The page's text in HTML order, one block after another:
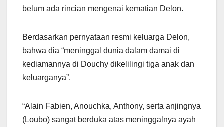
belum ada rincian mengenai kematian Delon.
Berdasarkan pernyataan resmi keluarga Delon,
bahwa dia “meninggal dunia dalam damai di
kediamannya di Douchy dikelilingi tiga anak dan
keluarganya”.
“Alain Fabien, Anouchka, Anthony, serta anjingnya
(Loubo) sangat berduka atas meninggalnya ayah